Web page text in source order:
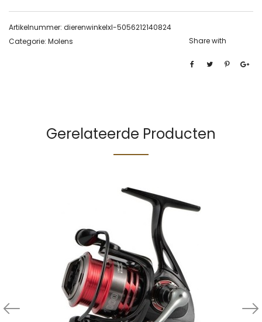
Artikelnummer: dierenwinkelxl-5056212140824
Categorie: Molens Share with
Gerelateerde Producten